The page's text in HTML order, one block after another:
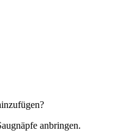
anbringen.